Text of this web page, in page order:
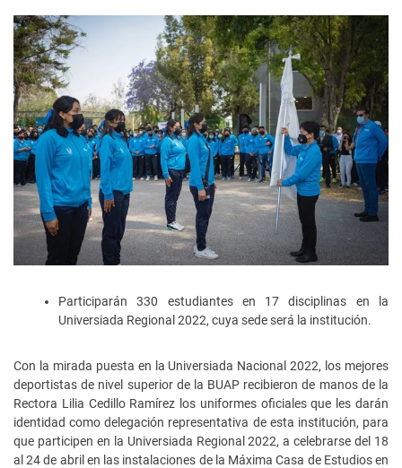
Participarán 330 estudiantes en 17 disciplinas en la
Universiada Regional 2022, cuya sede será la institución.
Con la mirada puesta en la Universiada Nacional 2022, los mejores
deportistas de nivel superior de la BUAP recibieron de manos de la
Rectora Lilia Cedillo Ramírez los uniformes oficiales que les darán
identidad como delegación representativa de esta institución, para
que participen en la Universiada Regional 2022, a celebrarse del 18
al 24 de abril en las instalaciones de la Máxima Casa de Estudios en